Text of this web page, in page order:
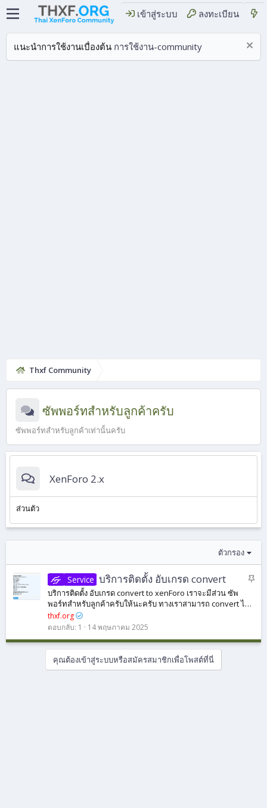
เข้าสู่ระบบ ลงทะเบียน
แนะนำการใช้งานเบื่องต้น การใช้งาน-community
Thxf Community
ซัพพอร์ทสำหรับลูกค้าครับ
ซัพพอร์ทสำหรับลูกค้าเท่านั้นครับ
XenForo 2.x
ส่วนตัว
ตัวกรอง
ปั
Service บริการติดตั้ง อับเกรด convert
บริการติดตั้ง อับเกรด convert to xenForo เราจะมีส่วน ซัพ
พอร์ทสำหรับลูกค้าครับให้นะครับ ทางเราสามารถ convert ได้
ตามภาพครับ ส่วนค่าบริการก็แล้วแต่คุยกันและความยากง่าย
ครับ % ที่ได้ขึ้นกับตัว software...
thxf.org
ตอบกลับ 1 14 พฤษภาคม 2025
คุณต้องเข้าสู่ระบบหรือสมัครสมาชิกเพื่อโพสต์ที่นี่